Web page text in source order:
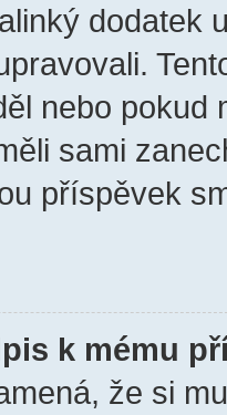
dodatek
nebo pokud
sami
příspěvek
k mému
že si